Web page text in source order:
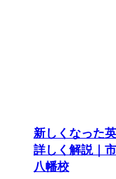
新しくなった
詳しく解説｜
八幡校